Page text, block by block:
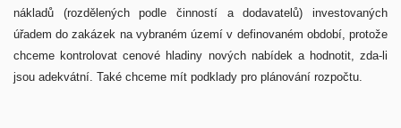
nákladů (rozdělených podle činností a dodavatelů) investovaných
úřadem do zakázek na vybraném území v definovaném období, protože
chceme kontrolovat cenové hladiny nových nabídek a hodnotit, zda-li
jsou adekvátní. Také chceme mít podklady pro plánování rozpočtu.